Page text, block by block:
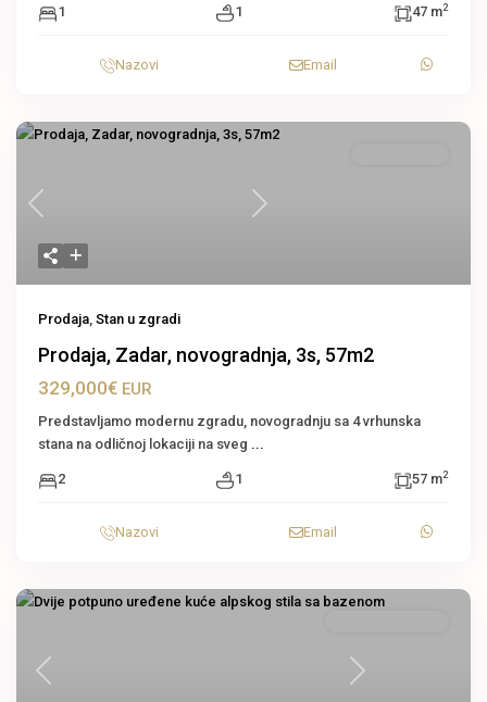
1 1 47 m2
Nazovi Email
Previous Next
Prodaja, Stan u zgradi
Prodaja, Zadar, novogradnja, 3s, 57m2
329,000€ EUR
Predstavljamo modernu zgradu, novogradnju sa 4 vrhunska
stana na odličnoj lokaciji na sveg ...
2 1 57 m2
Nazovi Email
Previous Next